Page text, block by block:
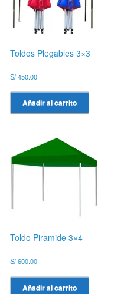
Toldos Plegables 3×3
S/450.00
Añadir al carrito
Toldo Piramide 3×4
S/600.00
Añadir al carrito